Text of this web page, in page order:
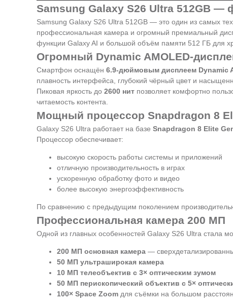
Samsung Galaxy S26 Ultra 512GB —
Samsung Galaxy S26 Ultra 512GB — это один из самых
профессиональная камера и огромный премиальный
функции Galaxy AI и большой объём памяти 512 ГБ для
Огромный Dynamic AMOLED-
Смартфон оснащён 6.9-дюймовым дисплеем Dynamic
плавность интерфейса, глубокий чёрный цвет и
Пиковая яркость до 2600 нит позволяет комфортно
читаемость контента.
Мощный процессор Snapdragon 8
Galaxy S26 Ultra работает на базе Snapdragon 8 Elite
Процессор обеспечивает:
высокую скорость работы системы и приложений
отличную производительность в играх
ускоренную обработку фото и видео
более высокую энергоэффективность
По сравнению с предыдущим поколением
Профессиональная камера 200 МП
Одной из главных особенностей Galaxy S26 Ultra стала
200 МП основная камера —
50 МП ультраширокая камера
10 МП телеобъектив с 3× оптическим зумом
50 МП перископический объектив с 5×
100× Space Zoom для съёмки на большом